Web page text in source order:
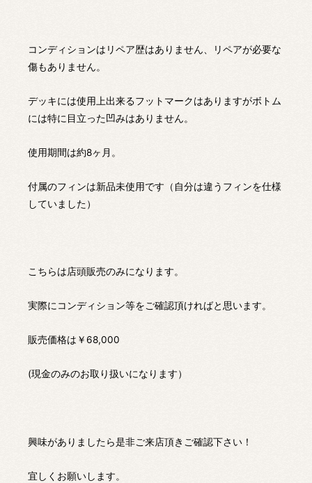
コンディションはリペア歴はありません、リペアが必要な
傷もありません。
デッキには使用上出来るフットマークはありますがボトム
には特に目立った凹みはありません。
使用期間は約8ヶ月。
付属のフィンは新品未使用です（自分は違うフィンを仕様
していました）
こちらは店頭販売のみになります。
実際にコンディション等をご確認頂ければと思います。
販売価格は￥68,000
(現金のみのお取り扱いになります）
興味がありましたら是非ご来店頂きご確認下さい！
宜しくお願いします。